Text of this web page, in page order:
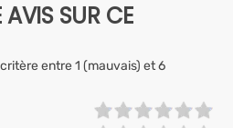
AVIS SUR CE
entre 1 (mauvais) et 6